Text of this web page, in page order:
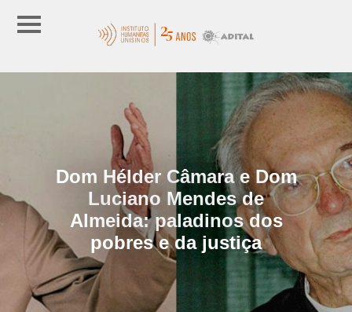
Dom Hélder Câmara e Dom
Luciano Mendes de
Almeida: paladinos dos
pobres e da justiça